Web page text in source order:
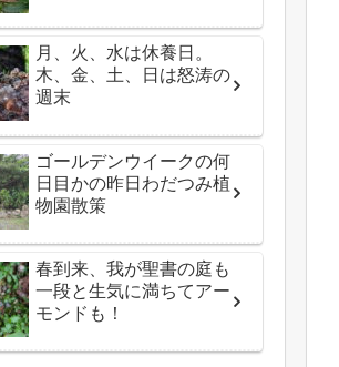
月、火、水は休養日。
木、金、土、日は怒涛の
週末
ゴールデンウイークの何
日目かの昨日わだつみ植
物園散策
春到来、我が聖書の庭も
一段と生気に満ちてアー
モンドも！